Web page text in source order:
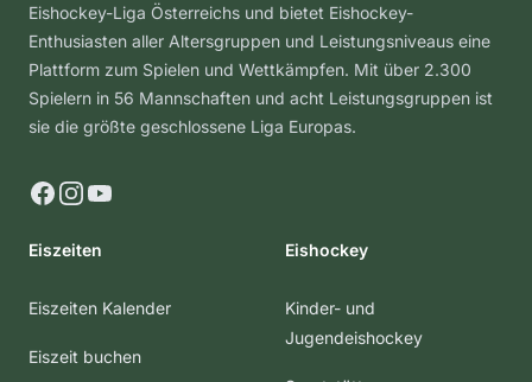
Eishockey-Liga Österreichs und bietet Eishockey-
Enthusiasten aller Altersgruppen und Leistungsniveaus eine
Plattform zum Spielen und Wettkämpfen. Mit über 2.300
Spielern in 56 Mannschaften und acht Leistungsgruppen ist
sie die größte geschlossene Liga Europas.
Facebook
Instagram
YouTube
Eiszeiten
Eiszeiten Kalender
Eiszeit buchen
Eishockey
Kinder- und
Jugendeishockey